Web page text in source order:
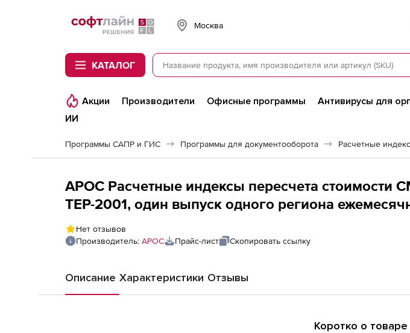
Softline
Москва
КАТАЛОГ
Акции Производители Офисные программы Антивирусы для
ИИ
Программы САПР и ГИС Программы для документооборота
АРОС Расчетные индексы пересчета стоимости
ТЕР-2001, один выпуск одного региона
Астраханская область 2-е и последующие рабочие
Нет отзывов
Производитель: АРОС Прайс-лист Скопировать ссылку
Описание Характеристики Отзывы
Коротко о товаре